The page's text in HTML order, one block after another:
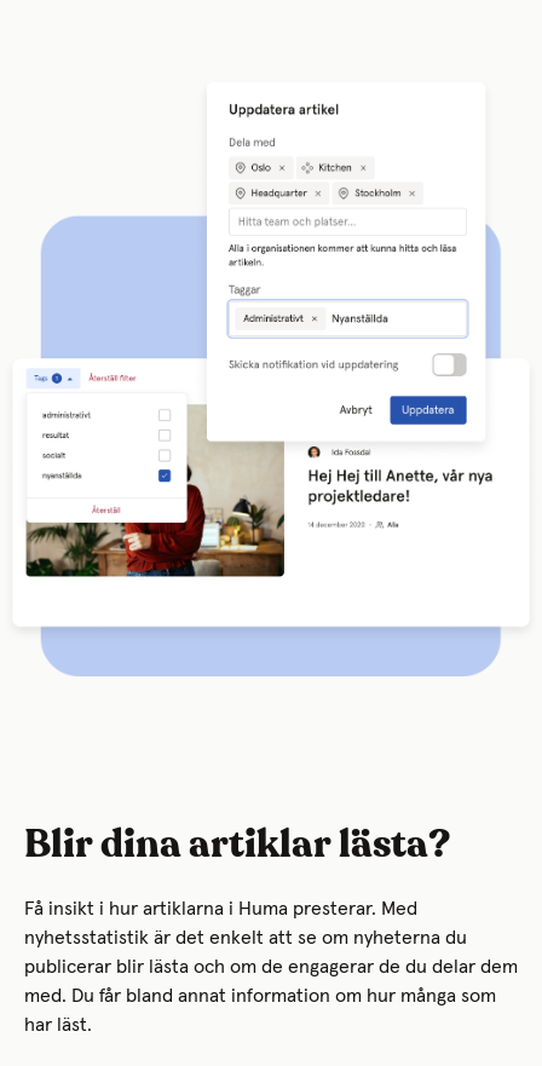
Blir dina artiklar lästa?
Få insikt i hur artiklarna i Huma presterar. Med
nyhetsstatistik är det enkelt att se om nyheterna du
publicerar blir lästa och om de engagerar de du delar dem
med. Du får bland annat information om hur många som
har läst.